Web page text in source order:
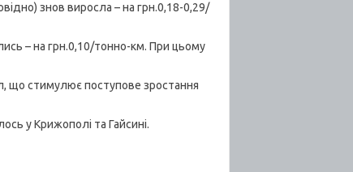
знов виросла – на грн.0,18-0,29/
– на грн.0,10/тонно-км. При цьому
що стимулює поступове зростання
у Крижополі та Гайсині.